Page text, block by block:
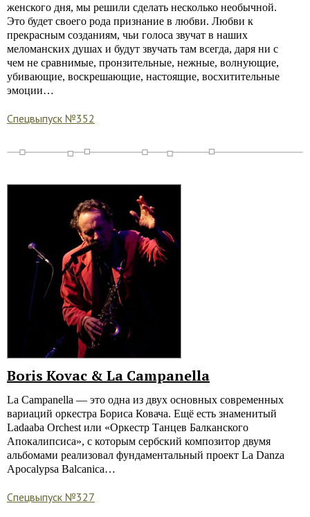
женского дня, мы решили сделать несколько необычной.
Это будет своего рода признание в любви. Любви к
прекрасным созданиям, чьи голоса звучат в наших
меломанских душах и будут звучать там всегда, даря ни с
чем не сравнимые, пронзительные, нежные, волнующие,
убивающие, воскрешающие, настоящие, восхитительные
эмоции…
Спецвыпуск №352
Boris Kovac & La Campanella
La Campanella — это одна из двух основных современных
вариаций оркестра Бориса Ковача. Ещё есть знаменитый
Ladaaba Orchest или «Оркестр Танцев Балканского
Апокалипсиса», с которым сербский композитор двумя
альбомами реализовал фундаментальный проект La Danza
Apocalypsa Balcanica…
Спецвыпуск №327